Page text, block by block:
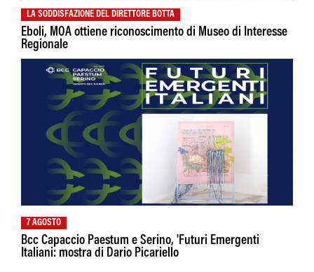
LA SODDISFAZIONE DEL DIRETTORE BOTTA
Eboli, MOA ottiene riconoscimento di Museo di Interesse
Regionale
7 AGOSTO
Bcc Capaccio Paestum e Serino, 'Futuri Emergenti
Italiani: mostra di Dario Picariello